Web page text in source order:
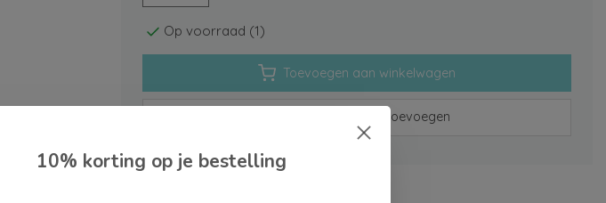
Op voorraad (1)
Toevoegen aan winkelwagen
Aan verlanglijst toevoegen
10% korting op je bestelling